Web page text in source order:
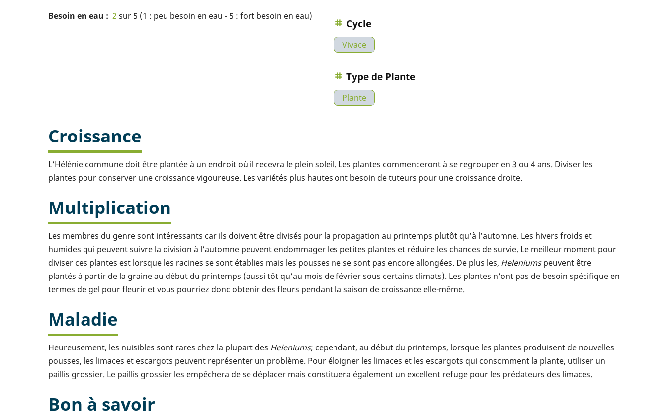
Besoin en eau 2 sur 5 (1 : peu besoin en eau - 5 : fort besoin en eau)
Cycle
Vivace
Type de Plante
Plante
Croissance
L’Hélénie commune doit être plantée à un endroit où il recevra le plein soleil. Les plantes commenceront à se regrouper en 3 ou 4 ans. Diviser les
plantes pour conserver une croissance vigoureuse. Les variétés plus hautes ont besoin de tuteurs pour une croissance droite.
Multiplication
Les membres du genre sont intéressants car ils doivent être divisés pour la propagation au printemps plutôt qu’à l’automne. Les hivers froids et
humides qui peuvent suivre la division à l’automne peuvent endommager les petites plantes et réduire les chances de survie. Le meilleur moment pour
diviser ces plantes est lorsque les racines se sont établies mais les pousses ne se sont pas encore allongées. De plus les, Heleniumspeuvent être
plantés à partir de la graine au début du printemps (aussi tôt qu’au mois de février sous certains climats). Les plantes n’ont pas de besoin spécifique en
termes de gel pour fleurir et vous pourriez donc obtenir des fleurs pendant la saison de croissance elle-même.
Maladie
Heureusement, les nuisibles sont rares chez la plupart des Heleniums; cependant, au début du printemps, lorsque les plantes produisent de nouvelles
pousses, les limaces et escargots peuvent représenter un problème. Pour éloigner les limaces et les escargots qui consomment la plante, utiliser un
paillis grossier. Le paillis grossier les empêchera de se déplacer mais constituera également un excellent refuge pour les prédateurs des limaces.
Bon à savoir